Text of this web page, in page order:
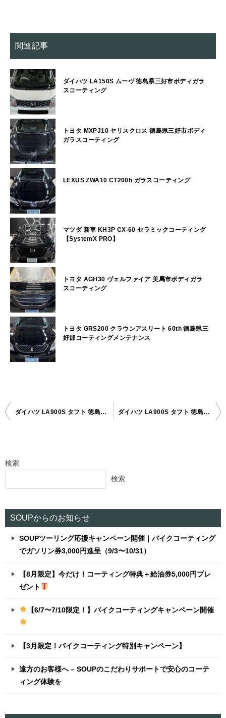
関連記事
ダイハツ LA150S ムーヴ 徳島県三好市ボディガラ
スコーティング
トヨタ MXPJ10 ヤリスクロス 徳島県三好市ボディ
ガラスコーティング
LEXUS ZWA10 CT200h ガラスコーティング
マツダ 新車 KH3P CX-60 セラミックコーティング
【SystemX PRO】
トヨタ AGH30 ヴェルファイア 美馬市ボディガラ
スコーティング
トヨタ GRS200 クラウンアスリート 60th 徳島県三
好郡コーティングメンテナンス
投
ビ
ョ
ダイハツ LA900S タフト 徳島県吉野川市ボディガラスコーティング ダイハツ LA900S タフト 徳島県吉野川市ボディガラスコーティング
検索
検索
SOUPからのお知らせ
SOUPツーリング応援キャンペーン開催｜バイクコーティング
でガソリン券3,000円進呈（9/3〜10/31）
【8月限定】今だけ！コーティング特典＋給油券5,000円プレ
ゼント
【6/7〜7/10限定！】バイクコーティングキャンペーン開催
【3月限定！バイクコーティング特別キャンペーン】
遠方のお客様へ – SOUPのこだわりサポートで安心のコーテ
ィング体験を